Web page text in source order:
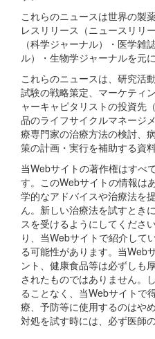
これらのニュースは世界の製
レスリリース（ニュースリリ
（科学ジャーナル）・医学雑
ル）・生物学ジャーナルを元
これらのニュースは、研究活
試験の戦略策定、マーケティ
ャーキャピタリストの投資先
品のライフサイクルマネージ
療専門家の治療方法の検討、
策の計画・実行を補助する資
当Webサイトの著作権はすべ
す。このWebサイトの情報は
学的なアドバイスや治療法を
ん。新しい治療法を試すとき
スを受けるようにしてくださ
り、当Webサイトで紹介して
る可能性があります。当Web
ント、健康食品等は必ずしも
されたものではありません。
ることなく、当Webサイトで
療、予防等に使用するのはや
対処を試す時には、必ず医師